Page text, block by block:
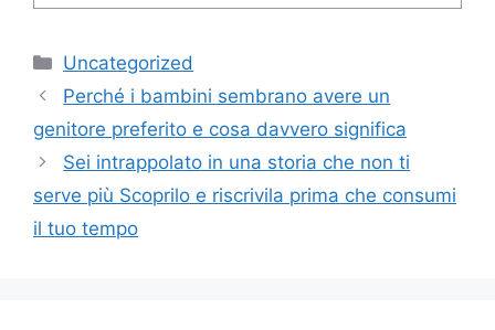
Categorie
Uncategorized
Perché i bambini sembrano avere un
genitore preferito e cosa davvero significa
Sei intrappolato in una storia che non ti
serve più Scoprilo e riscrivila prima che consumi
il tuo tempo